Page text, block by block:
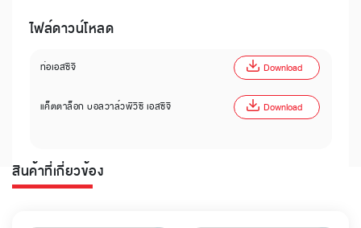
ไฟล์ดาวน์โหลด
ท่อเอสซีจี Download
แค็ตตาล็อก บอลวาล์วพีวีซี เอสซีจี Download
สินค้าที่เกี่ยวข้อง